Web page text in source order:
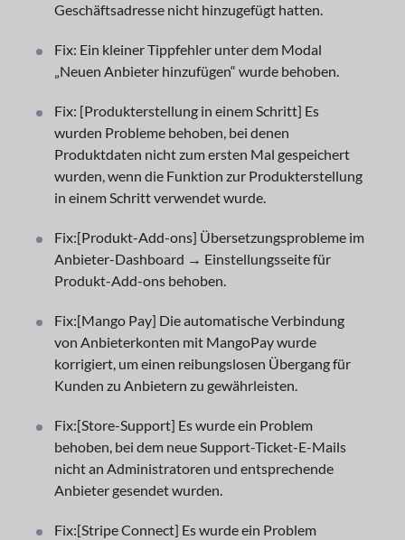
Geschäftsadresse nicht hinzugefügt hatten.
Fix: Ein kleiner Tippfehler unter dem Modal
„Neuen Anbieter hinzufügen“ wurde behoben.
Fix: [Produkterstellung in einem Schritt] Es
wurden Probleme behoben, bei denen
Produktdaten nicht zum ersten Mal gespeichert
wurden, wenn die Funktion zur Produkterstellung
in einem Schritt verwendet wurde.
Fix:[Produkt-Add-ons] Übersetzungsprobleme im
Anbieter-Dashboard → Einstellungsseite für
Produkt-Add-ons behoben.
Fix:[Mango Pay] Die automatische Verbindung
von Anbieterkonten mit MangoPay wurde
korrigiert, um einen reibungslosen Übergang für
Kunden zu Anbietern zu gewährleisten.
Fix:[Store-Support] Es wurde ein Problem
behoben, bei dem neue Support-Ticket-E-Mails
nicht an Administratoren und entsprechende
Anbieter gesendet wurden.
Fix:[Stripe Connect] Es wurde ein Problem